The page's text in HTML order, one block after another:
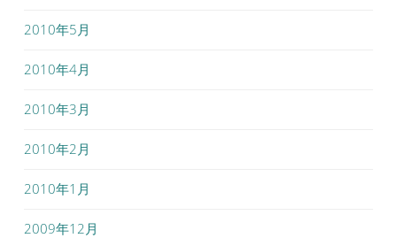
2010年5月
2010年4月
2010年3月
2010年2月
2010年1月
2009年12月